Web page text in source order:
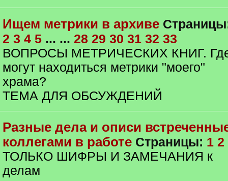
Ищем метрики в архиве
2 3 4 5 ... ... 28 29 30 31 32 33
ВОПРОСЫ МЕТРИЧЕСКИХ КНИГ.
могут находиться метрики "моего"
храма?
ТЕМА ДЛЯ ОБСУЖДЕНИЙ
Разные дела и описи
коллегами в работе Страницы: 1 2
ТОЛЬКО ШИФРЫ И ЗАМЕЧАНИЯ к
делам